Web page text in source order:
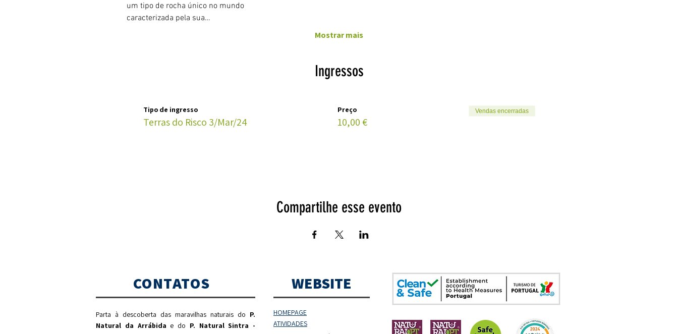
um tipo de rocha único no mundo
caracterizada pela sua…
Mostrar mais
Ingressos
Tipo de ingresso
Terras do Risco 3/Mar/24
Preço
10,00 €
Vendas encerradas
Compartilhe esse evento
CONTATOS
Parta à descoberta das maravilhas naturais do P.
Natural da Arrábida e do P. Natural Sintra -
WEBSITE
HOMEPAGE
ATIVIDADES